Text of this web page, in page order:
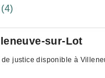
sur-Lot
justice disponible à